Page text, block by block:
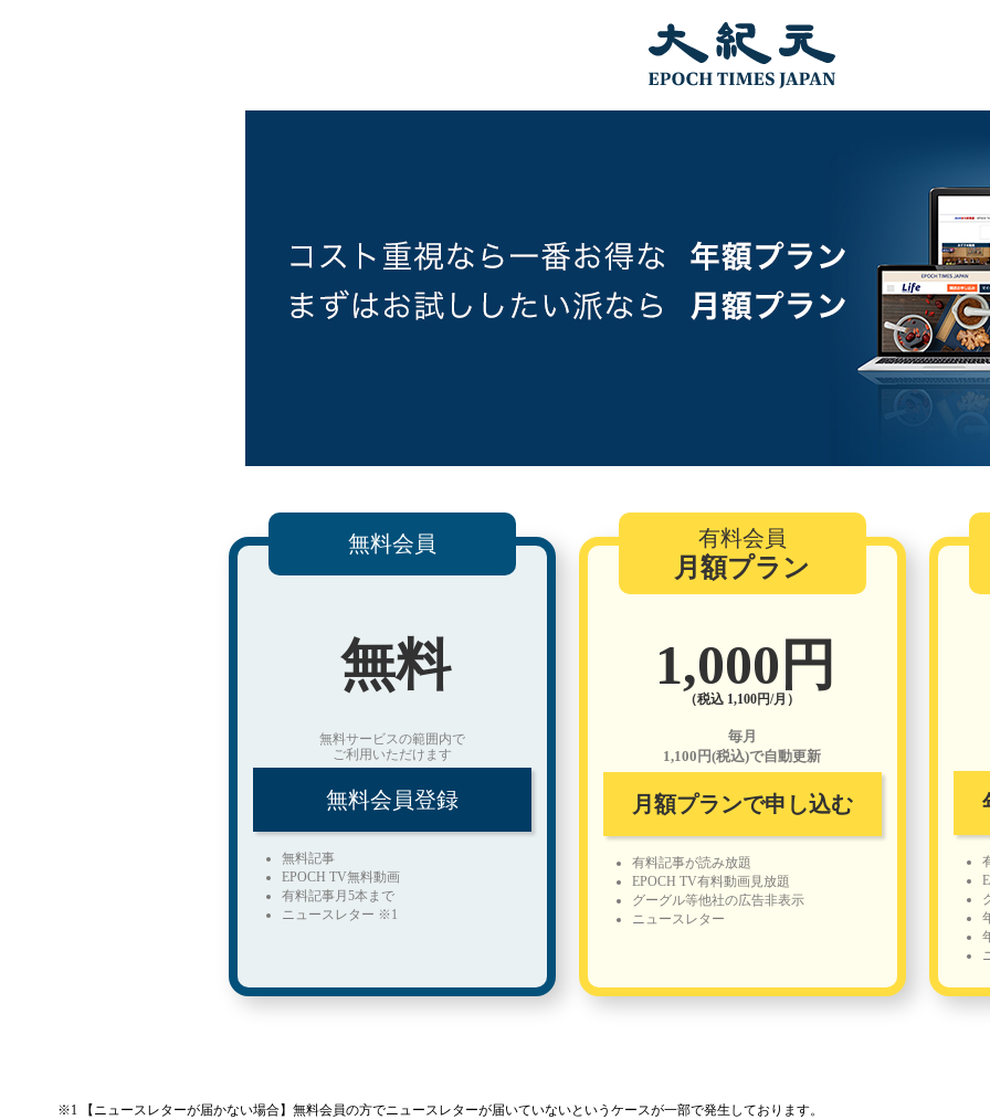
無料会員
無料
無料サービスの範囲内で
ご利用いただけます
無料会員登録
無料記事
EPOCH TV無料動画
有料記事月5本まで
ニュースレター ※1
有料会員
月額プラン
1,000円
（税込 1,100円/月）
毎月
1,100円(税込)で自動更新
月額プランで申し込む
有料記事が読み放題
EPOCH TV有料動画見放題
グーグル等他社の広告非表示
ニュースレター
※1 【ニュースレターが届かない場合】無料会員の方でニュースレターが届いていないというケースが一部で発生しております。